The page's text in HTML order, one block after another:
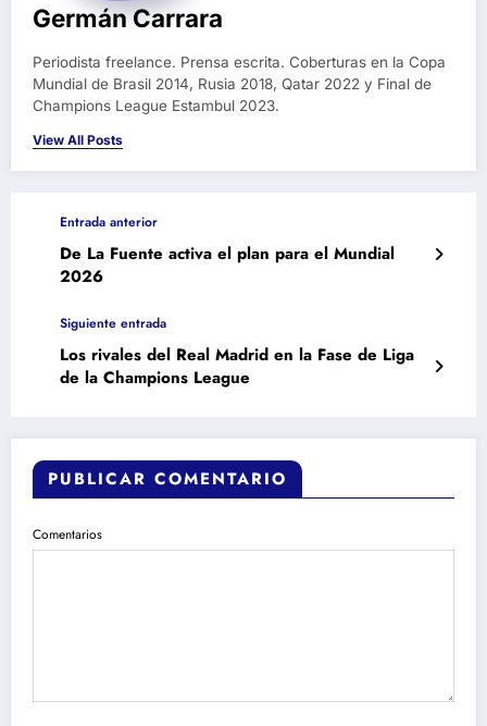
Germán Carrara
Periodista freelance. Prensa escrita. Coberturas en la Copa
Mundial de Brasil 2014, Rusia 2018, Qatar 2022 y Final de
Champions League Estambul 2023.
View All Posts
Entrada anterior
De La Fuente activa el plan para el Mundial
2026
Siguiente entrada
Los rivales del Real Madrid en la Fase de Liga
de la Champions League
PUBLICAR COMENTARIO
Comentarios